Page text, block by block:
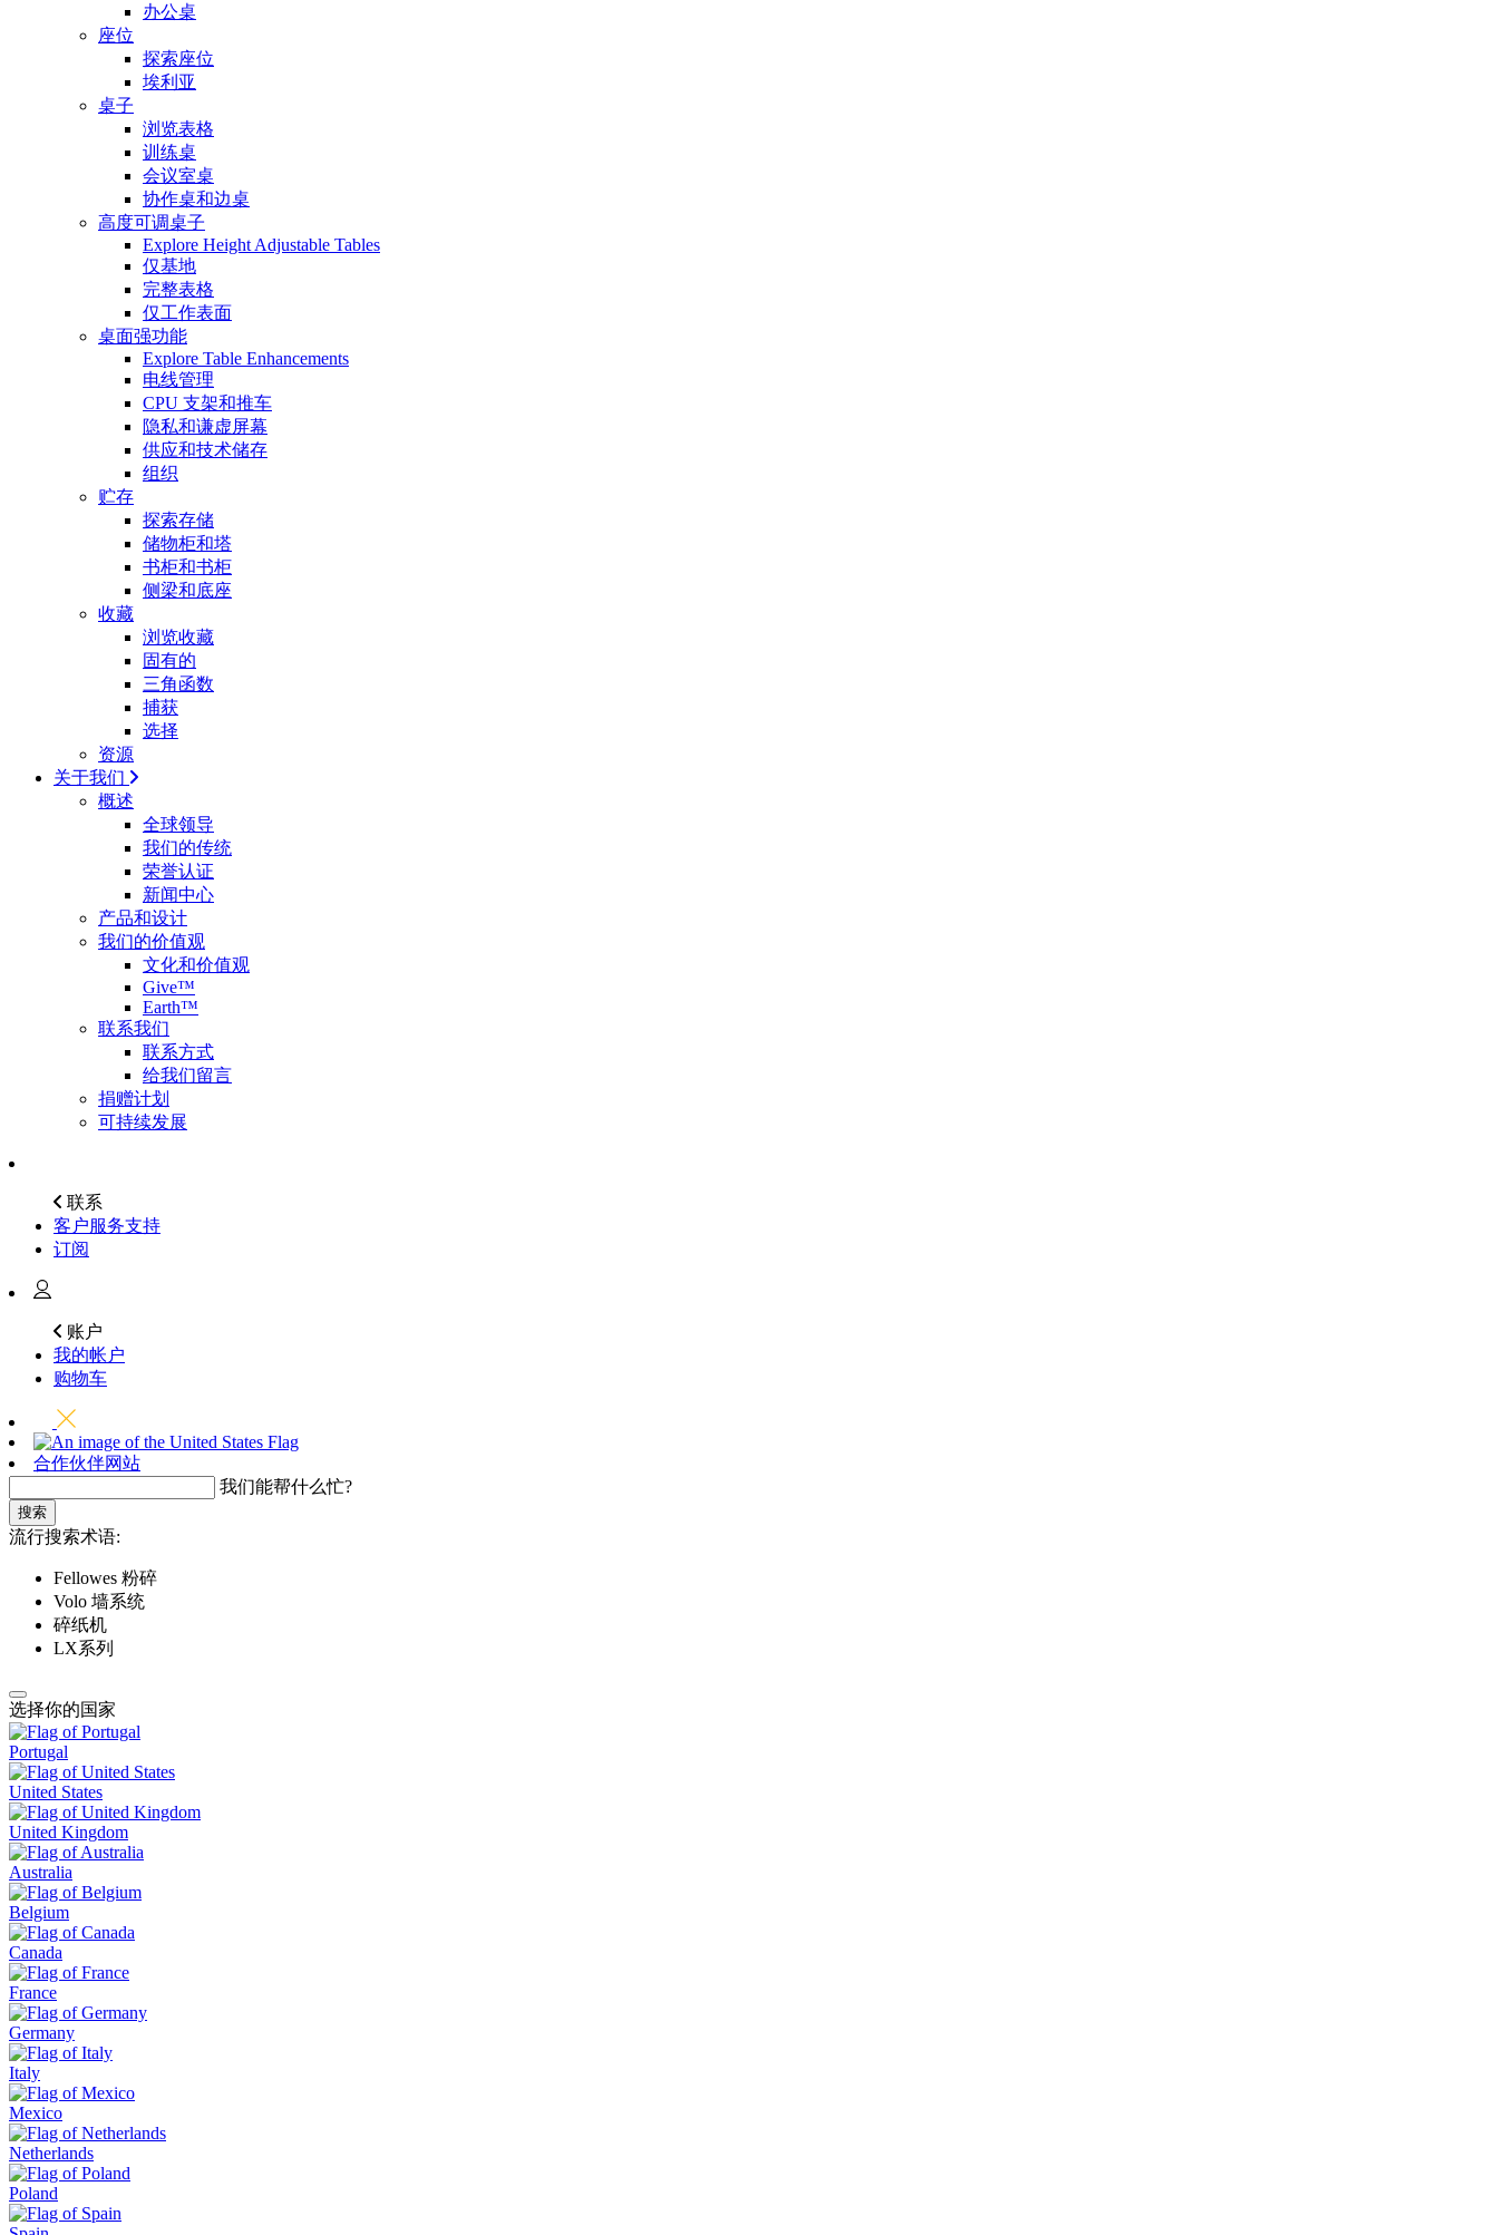
办公桌
座位
探索座位
埃利亚
桌子
浏览表格
训练桌
会议室桌
协作桌和边桌
高度可调桌子
Explore Height Adjustable Tables
仅基地
完整表格
仅工作表面
桌面强功能
Explore Table Enhancements
电线管理
CPU 支架和推车
隐私和谦虚屏幕
供应和技术储存
组织
贮存
探索存储
储物柜和塔
书柜和书柜
侧梁和底座
收藏
浏览收藏
固有的
三角函数
捕获
选择
资源
关于我们
概述
全球领导
我们的传统
荣誉认证
新闻中心
产品和设计
我们的价值观
文化和价值观
Give™
Earth™
联系我们
联系方式
给我们留言
捐赠计划
可持续发展
联系
客户服务支持
订阅
账户
我的帐户
购物车
合作伙伴网站
我们能帮什么忙?
搜索
流行搜索术语:
Fellowes 粉碎
Volo 墙系统
碎纸机
LX系列
选择你的国家
Portugal
United States
United Kingdom
Australia
Belgium
Canada
France
Germany
Italy
Mexico
Netherlands
Poland